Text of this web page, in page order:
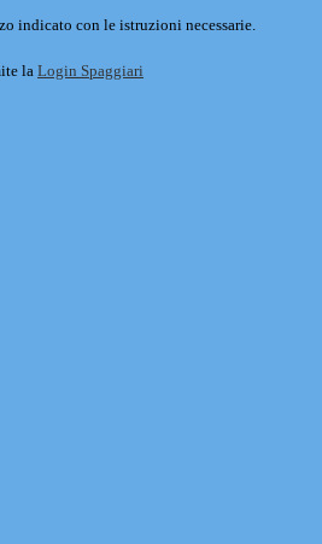
indicato con le istruzioni necessarie.
la Login Spaggiari